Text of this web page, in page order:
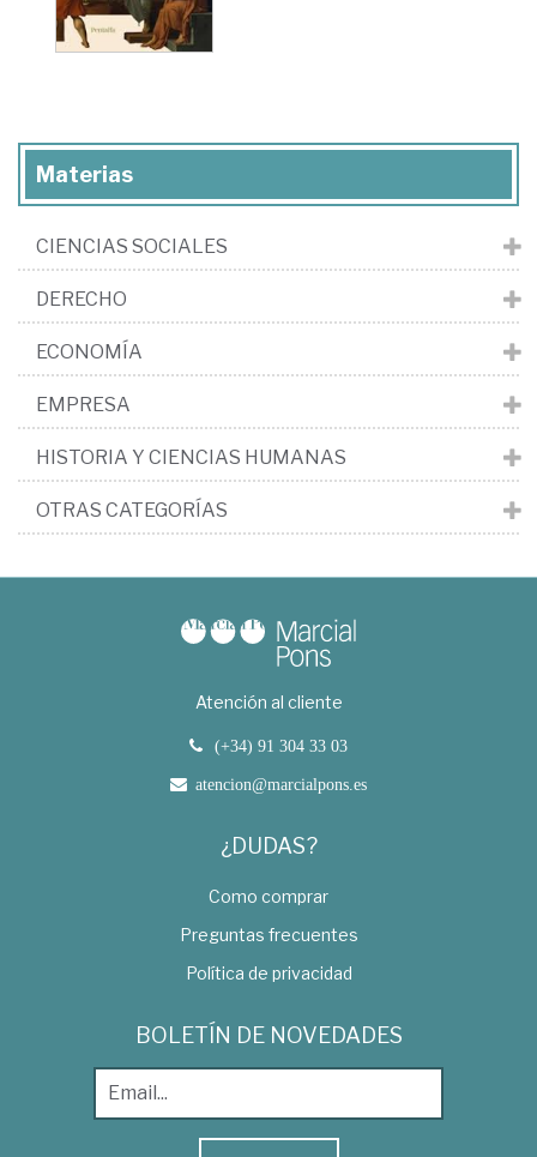
Materias
CIENCIAS SOCIALES
DERECHO
ECONOMÍA
EMPRESA
HISTORIA Y CIENCIAS HUMANAS
OTRAS CATEGORÍAS
Atención al cliente
(+34) 91 304 33 03
atencion@marcialpons.es
¿DUDAS?
Como comprar
Preguntas frecuentes
Política de privacidad
BOLETÍN DE NOVEDADES